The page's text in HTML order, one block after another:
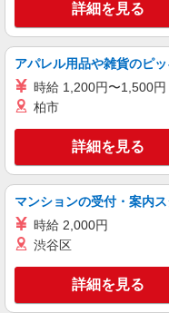
派遣社員
株式会社kotrio /●SD-H-
活動支
サービ
時
い
キープ
派遣社員
株式会社kotrio /●SD-H-
いわき
ア向け
時給
詳細を見る
アパレル用品や雑貨のピ
時給 1,200円〜1,500円
柏市
詳細を見る
マンションの受付・案内
時給 2,000円
渋谷区
詳細を見る